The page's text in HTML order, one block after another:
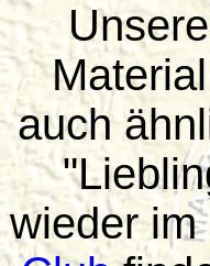
auch
wieder